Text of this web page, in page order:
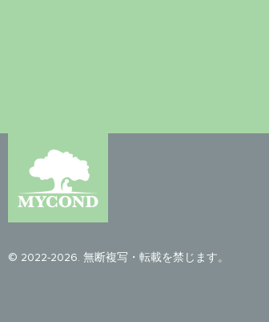
© 2022-2026. 無断複写・転載を禁じます。